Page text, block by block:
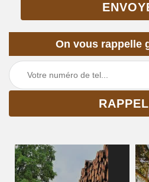
On vous rappelle